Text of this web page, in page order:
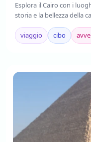
Esplora il Cairo con i
storia e la bellezza della
completa. Leggi ora!
viaggio
cibo